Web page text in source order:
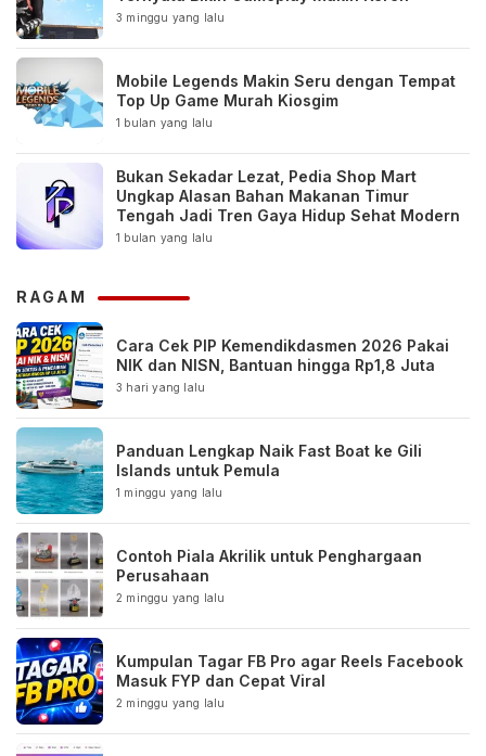
3 minggu yang lalu
Mobile Legends Makin Seru dengan Tempat
Top Up Game Murah Kiosgim
1 bulan yang lalu
Bukan Sekadar Lezat, Pedia Shop Mart
Ungkap Alasan Bahan Makanan Timur
Tengah Jadi Tren Gaya Hidup Sehat Modern
1 bulan yang lalu
RAGAM
Cara Cek PIP Kemendikdasmen 2026 Pakai
NIK dan NISN, Bantuan hingga Rp1,8 Juta
3 hari yang lalu
Panduan Lengkap Naik Fast Boat ke Gili
Islands untuk Pemula
1 minggu yang lalu
Contoh Piala Akrilik untuk Penghargaan
Perusahaan
2 minggu yang lalu
Kumpulan Tagar FB Pro agar Reels Facebook
Masuk FYP dan Cepat Viral
2 minggu yang lalu